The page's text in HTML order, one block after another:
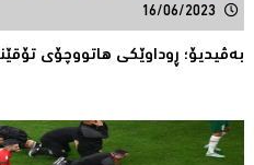
16/06/2023
بەڤیدیۆ؛ ڕوداوێکی هاتووچۆی